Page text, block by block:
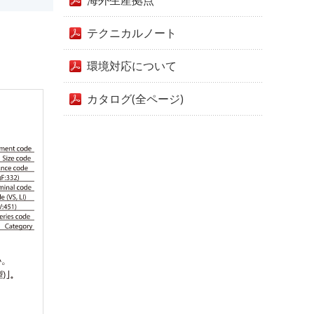
テクニカルノート
環境対応について
カタログ(全ページ)